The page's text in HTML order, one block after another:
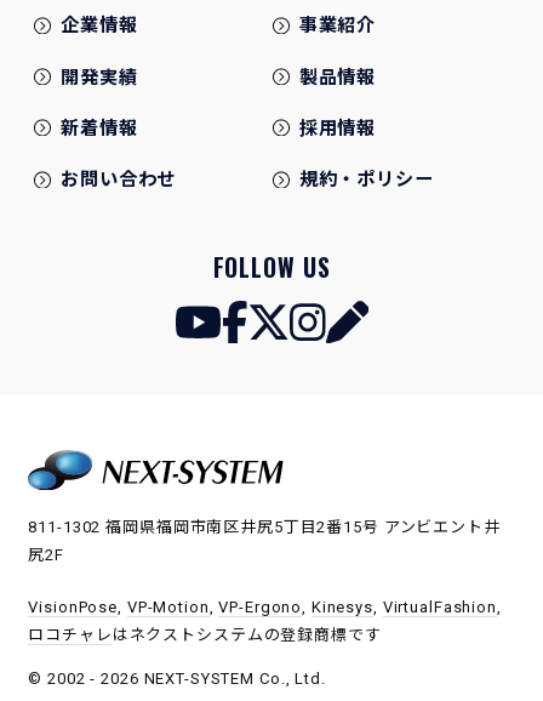
企業情報 事業紹介
開発実績 製品情報
新着情報 採用情報
お問い合わせ 規約・ポリシー
FOLLOW US
811-1302 福岡県福岡市南区井尻5丁目2番15号 アンビエント井
尻2F
VisionPose VP-Motion ,VP-Ergono Kinesys VirtualFashion
ロコチャレ はネクストシステムの登録商標です
© 2002 - 2026 NEXT-SYSTEM Co., Ltd.